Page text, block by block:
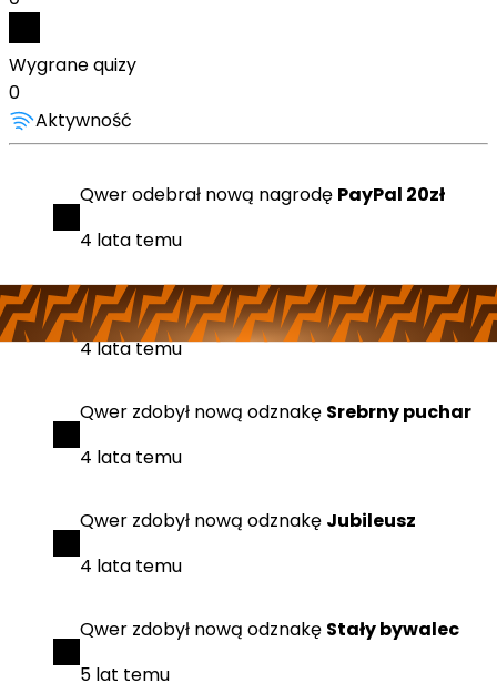
Wygrane quizy
0
Aktywność
Qwerodebrał nową nagrodę PayPal 20zł
4 lata temu
Qwerzdobyłnową odznakęSrebrny gracz
4 lata temu
Qwer zdobył nową odznakę Srebrny puchar
4 lata temu
Qwer zdobył nową odznakę Jubileusz
4 lata temu
Qwer zdobył nową odznakę Stały bywalec
5 lat temu